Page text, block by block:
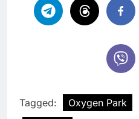
Tagged: Oxygen Park